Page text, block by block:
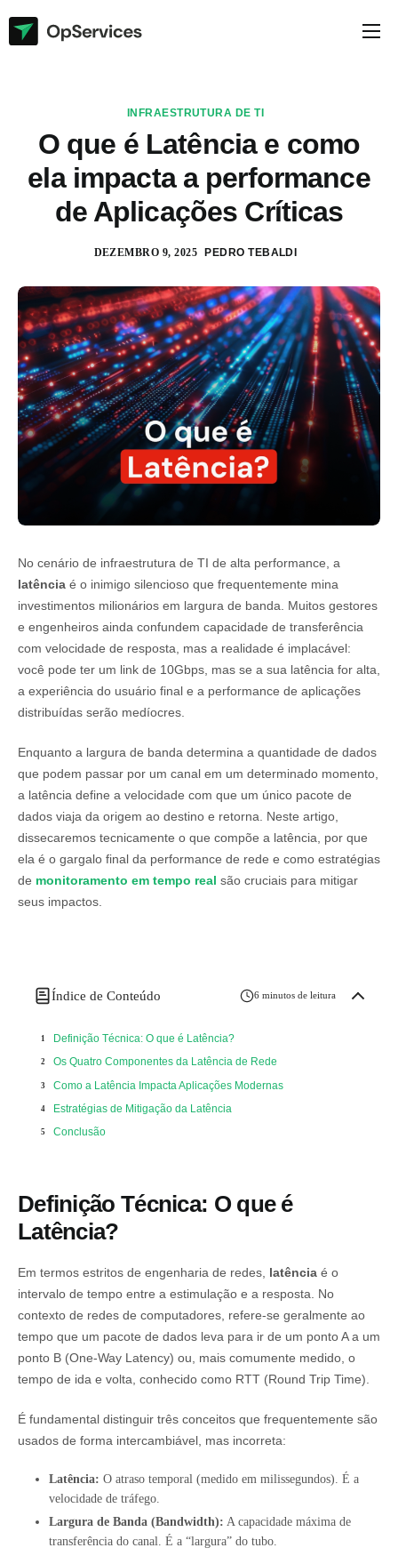
Blog
Documentação
Suporte
INFRAESTRUTURA DE TI
O que é Latência e como
ela impacta a performance
de Aplicações Críticas
DEZEMBRO 9, 2025 PEDRO TEBALDI
No cenário de infraestrutura de TI de alta performance, a
latência é o inimigo silencioso que frequentemente mina
investimentos milionários em largura de banda. Muitos gestores
e engenheiros ainda confundem capacidade de transferência
com velocidade de resposta, mas a realidade é implacável:
você pode ter um link de 10Gbps, mas se a sua latência for alta,
a experiência do usuário final e a performance de aplicações
distribuídas serão medíocres.
Enquanto a largura de banda determina a quantidade de dados
que podem passar por um canal em um determinado momento,
a latência define a velocidade com que um único pacote de
dados viaja da origem ao destino e retorna. Neste artigo,
dissecaremos tecnicamente o que compõe a latência, por que
ela é o gargalo final da performance de rede e como estratégias
de monitoramento em tempo real são cruciais para mitigar
seus impactos.
Índice de Conteúdo 6 minutos de leitura
Definição Técnica: O que é Latência?
Os Quatro Componentes da Latência de Rede
Como a Latência Impacta Aplicações Modernas
Estratégias de Mitigação da Latência
Conclusão
Definição Técnica: O que é
Latência?
Em termos estritos de engenharia de redes, latência é o
intervalo de tempo entre a estimulação e a resposta. No
contexto de redes de computadores, refere-se geralmente ao
tempo que um pacote de dados leva para ir de um ponto A a um
ponto B (One-Way Latency) ou, mais comumente medido, o
tempo de ida e volta, conhecido como RTT (Round Trip Time).
É fundamental distinguir três conceitos que frequentemente são
usados de forma intercambiável, mas incorreta:
Latência: O atraso temporal (medido em milissegundos). É a
velocidade de tráfego.
Largura de Banda (Bandwidth): A capacidade máxima de
transferência do canal. É a “largura” do tubo.